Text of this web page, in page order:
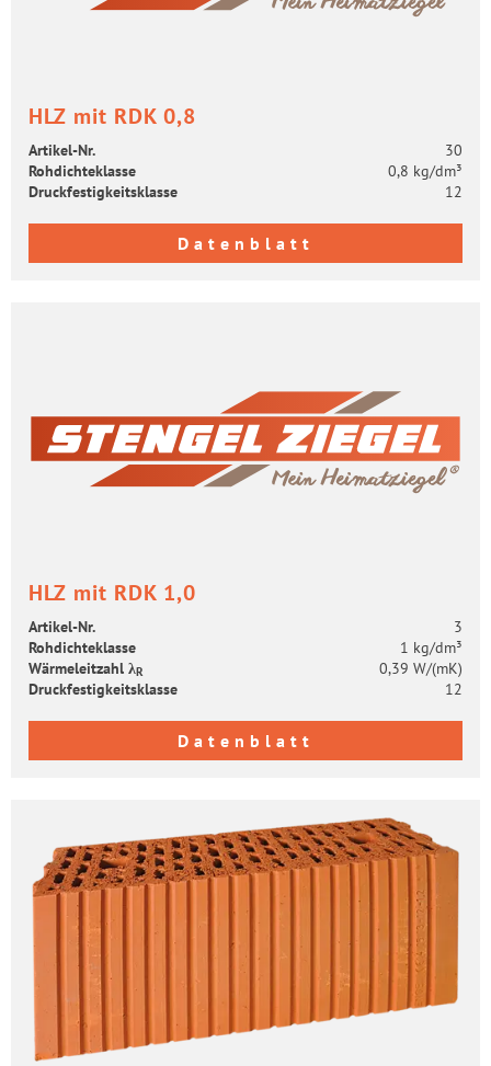
HLZ mit RDK 0,8
Artikel-​Nr.
30
Roh­dich­te­klas­se
0,8 kg/dm³
Druck­fes­tig­keits­klas­se
12
Datenblatt
HLZ mit RDK 1,0
Artikel-​Nr.
3
Roh­dich­te­klas­se
1 kg/dm³
Wär­me­leit­zahl λR
0,39 W/(mK)
Druck­fes­tig­keits­klas­se
12
Datenblatt